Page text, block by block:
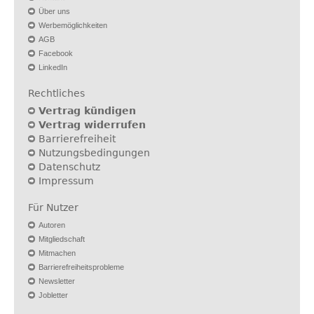
Über uns
Werbemöglichkeiten
AGB
Facebook
LinkedIn
Rechtliches
Vertrag kündigen
Vertrag widerrufen
Barrierefreiheit
Nutzungsbedingungen
Datenschutz
Impressum
Für Nutzer
Autoren
Mitgliedschaft
Mitmachen
Barrierefreiheitsprobleme
Newsletter
Jobletter